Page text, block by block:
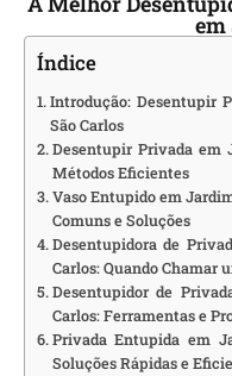
em
Índice
Introdução: Desentupir
São Carlos
Desentupir Privada em
Métodos Eficientes
Vaso Entupido em
Comuns e Soluções
Desentupidora de
Carlos: Quando Chamar
Desentupidor de
Carlos: Ferramentas e
Privada Entupida em
Soluções Rápidas e